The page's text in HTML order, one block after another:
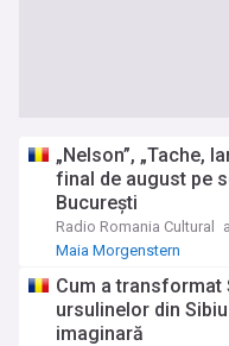
„Nelson”, „Tache,
final de august pe
București
Radio Romania Cultural
Maia Morgenstern
Cum a transformat
ursulinelor din
imaginară